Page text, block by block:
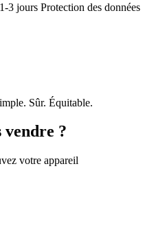
3 jours Protection des données
Sûr. Équitable.
vendre ?
votre appareil